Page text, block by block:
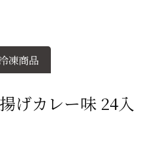
凍商品
げカレー味 24入